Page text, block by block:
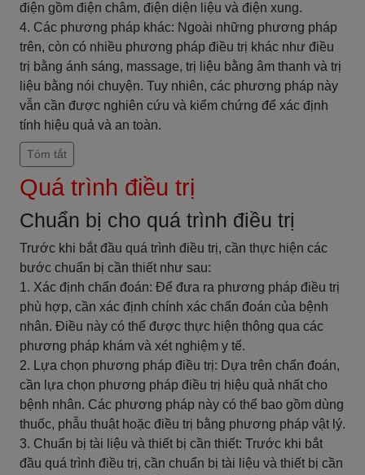
điện gồm điện châm, điện diện liệu và điện xung.
4. Các phương pháp khác: Ngoài những phương pháp
trên, còn có nhiều phương pháp điều trị khác như điều
trị bằng ánh sáng, massage, trị liệu bằng âm thanh và trị
liệu bằng nói chuyện. Tuy nhiên, các phương pháp này
vẫn cần được nghiên cứu và kiểm chứng để xác định
tính hiệu quả và an toàn.
Tóm tắt
Quá trình điều trị
Chuẩn bị cho quá trình điều trị
Trước khi bắt đầu quá trình điều trị, cần thực hiện các
bước chuẩn bị cần thiết như sau:
1. Xác định chẩn đoán: Để đưa ra phương pháp điều trị
phù hợp, cần xác định chính xác chẩn đoán của bệnh
nhân. Điều này có thể được thực hiện thông qua các
phương pháp khám và xét nghiệm y tế.
2. Lựa chọn phương pháp điều trị: Dựa trên chẩn đoán,
cần lựa chọn phương pháp điều trị hiệu quả nhất cho
bệnh nhân. Các phương pháp này có thể bao gồm dùng
thuốc, phẫu thuật hoặc điều trị bằng phương pháp vật lý.
3. Chuẩn bị tài liệu và thiết bị cần thiết: Trước khi bắt
đầu quá trình điều trị, cần chuẩn bị tài liệu và thiết bị cần